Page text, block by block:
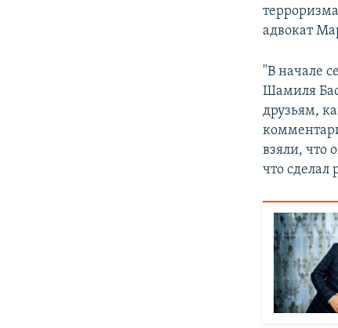
адвокат
"В начале
Шамиля
друзьям,
взяли, что
что сделал